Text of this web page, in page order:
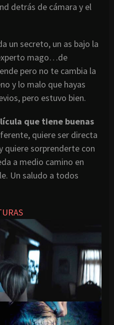
detrás de cámara y el
un secreto, un as bajo la
mago…de
pero no te cambia la
y lo malo que hayas
pero estuvo bien.
que tiene buenas
quiere ser directa
quiere sorprenderte con
a medio camino en
Un saludo a todos